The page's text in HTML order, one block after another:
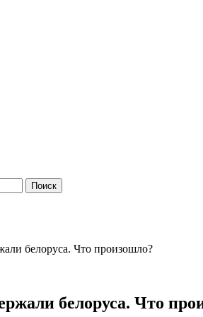
белоруса. Что произошло?
белоруса. Что